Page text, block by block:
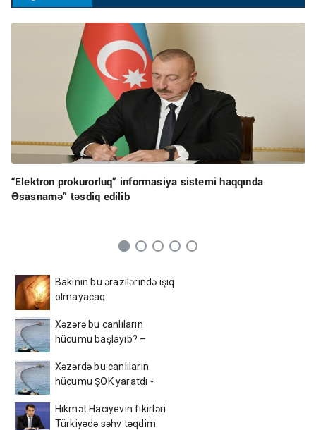
“Elektron prokurorluq” informasiya sistemi haqqında
Əsasnamə” təsdiq edilib
Bakının bu ərazilərində işıq
olmayacaq
Xəzərə bu canlıların
hücumu başlayıb? –
yaratdı / FOTO
Xəzərdə bu canlıların
hücumu ŞOK yaratdı -
Hikmət Hacıyevin fikirləri
Türkiyədə səhv təqdim